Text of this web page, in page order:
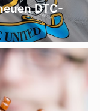
DTC-